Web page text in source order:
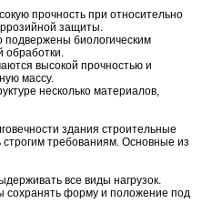
прочность при относительно
защиты.
подвержены биологическим
обработки.
высокой прочностью и
массу.
несколько материалов,
здания строительные
строгим требованиям. Основные из
все виды нагрузок.
сохранять форму и положение под